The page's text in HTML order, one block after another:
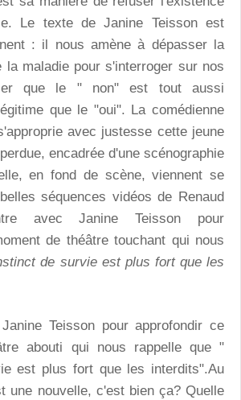
Le texte de Janine Teisson est
: il nous amène à dépasser la
la maladie pour s'interroger sur nos
que le " non" est tout aussi
que le "oui". La comédienne
avec justesse cette jeune
encadrée d'une scénographie
en fond de scène, viennent se
séquences vidéos de Renaud
avec Janine Teisson pour
de théâtre touchant qui nous
de survie est plus fort que les
Teisson pour approfondir ce
abouti qui nous rappelle que "
est plus fort que les interdits".Au
une nouvelle, c'est bien ça? Quelle